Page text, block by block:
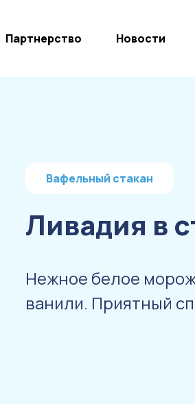
Партнерство Новости
Вафельный стакан
Ливадия в
Нежное белое
ванили. Приятный